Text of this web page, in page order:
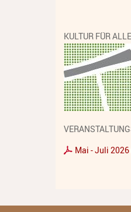
MuM -
KULTUR FÜR ALLE
Mai - Juli 2026